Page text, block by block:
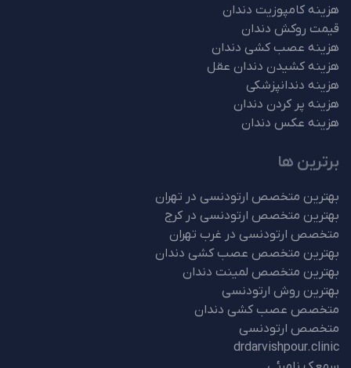
هزینه کامپوزیت دندان
قیمت روکش دندان
هزینه عصب کشی دندان
هزینه کشیدن دندان عقل
هزینه دندانپزشکی
هزینه پر کردن دندان
هزینه عکس دندان
برترین ها
بهترین متخصص ارتودنسی در تهران
بهترین متخصص ارتودنسی در کرج
متخصص ارتودنسی در غرب تهران
بهترین متخصص عصب کشی دندان
بهترین متخصص لمینت دندان
بهترین روش ارتودنسی
متخصص عصب کشی دندان
متخصص ارتودنسی
drdarvishpour.clinic